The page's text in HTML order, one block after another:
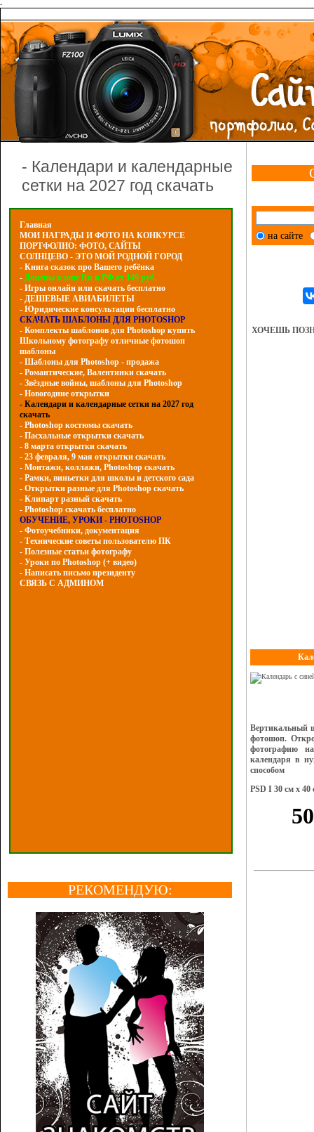
-
- Календари и календарные
сетки на 2027 год скачать
Главная
МОИ НАГРАДЫ И ФОТО НА КОНКУРСЕ
ПОРТФОЛИО: ФОТО, САЙТЫ
СОЛНЦЕВО - ЭТО МОЙ РОДНОЙ ГОРОД
- Книга сказок про Вашего ребёнка
- Домены в зоне Ru и РФ от 149 руб.
- Игры онлайн или скачать бесплатно
- ДЕШЕВЫЕ АВИАБИЛЕТЫ
- Юридические консультации бесплатно
СКАЧАТЬ ШАБЛОНЫ ДЛЯ PHOTOSHOP
- Комплекты шаблонов для Photoshop купить
Школьному фотографу отличные фотошоп
шаблоны
- Шаблоны для Photoshop - продажа
- Романтические, Валентинки скачать
- Звёздные войны, шаблоны для Photoshop
- Hовогодние открытки
- Календари и календарные сетки на 2027 год
скачать
- Photoshop костюмы скачать
- Пасхальные открытки скачать
- 8 марта открытки скачать
- 23 февраля, 9 мая открытки скачать
- Монтажи, коллажи, Photoshop скачать
- Рамки, виньетки для школы и детского сада
- Открытки разные для Photoshop скачать
- Клипарт разный скачать
- Photoshop скачать бесплатно
ОБУЧЕНИЕ, УРОКИ - PHOTOSHOP
- Фотоучебники, документация
- Технические советы пользователю ПК
- Полезные статьи фотографу
- Уроки по Photoshop (+ видео)
- Написать письмо президенту
СВЯЗЬ С АДМИНОМ
РЕКОМЕНДУЮ:
на сайте
ХОЧЕШЬ
Вертикальный
фотошоп.
фотографию
календаря в
способом
PSD I 30 см х